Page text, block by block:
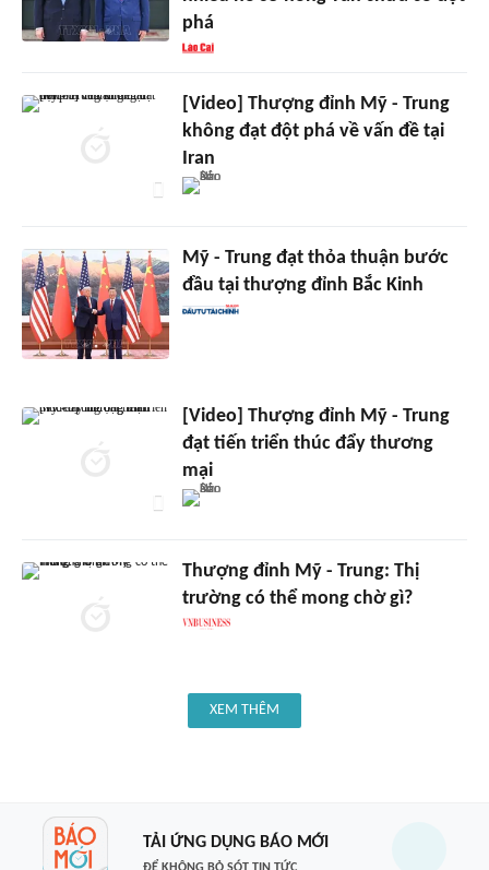
phá
[Video] Thượng đỉnh Mỹ - Trung
không đạt đột phá về vấn đề tại
Iran
Mỹ - Trung đạt thỏa thuận bước
đầu tại thượng đỉnh Bắc Kinh
[Video] Thượng đỉnh Mỹ - Trung
đạt tiến triển thúc đẩy thương
mại
Thượng đỉnh Mỹ - Trung: Thị
trường có thể mong chờ gì?
XEM THÊM
TẢI ỨNG DỤNG BÁO MỚI